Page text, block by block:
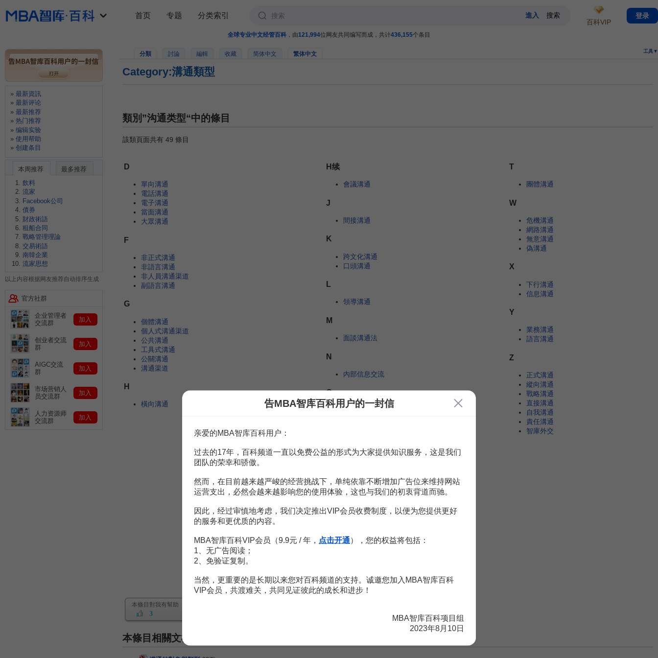
全球专业中文经管百科 ，由121,994位网友共同编写而成，共计436,155个条目
分類 討論 編輯 收藏 简体中文 繁体中文 工具▼
Category:溝通類型
類別”沟通类型“中的條目
該類頁面共有 49 條目
D
單向溝通
電話溝通
電子溝通
當面溝通
大眾溝通
F
非正式溝通
非語言溝通
非人員溝通渠道
副語言溝通
G
個體溝通
個人式溝通渠道
公共溝通
工具式溝通
公關溝通
溝通渠道
H
橫向溝通
H续
會議溝通
J
間接溝通
K
跨文化溝通
口頭溝通
L
領導溝通
M
面談溝通法
N
內部信息交流
Q
群體溝通
人員溝通渠道
人脈午餐
上行溝通
書面溝通
視覺溝通
T
團體溝通
W
危機溝通
網路溝通
無意溝通
偽溝通
X
下行溝通
信息溝通
Y
業務溝通
語言溝通
Z
正式溝通
縱向溝通
戰略溝通
直接溝通
自我溝通
責任溝通
智庫外交
本條目對我有幫助
3
本條目相關文檔
首页 专题 分类索引
百科VIP
登录
最新資訊
最新评论
最新推荐
热门推荐
编辑实验
使用帮助
创建条目
本周推荐
最多推荐
飲料
流家
Facebook公司
債券
財政術語
租船合同
戰略管理理論
交易術語
南韓企業
流家思想
以上内容根据网友推荐自动排序生成
官方社群
企业管理者
交流群
加入
创业者交流
群
加入
AIGC交流
群
加入
市场营销人
员交流群
加入
人力资源师
交流群
加入
告MBA智库百科用户的一封信
亲爱的MBA智库百科用户：
过去的17年，百科频道一直以免费公益的形式为大家提供知识服务，这是我们
团队的荣幸和骄傲。
然而，在目前越来越严峻的经营挑战下，单纯依靠不断增加广告位来维持网站
运营支出，必然会越来越影响您的使用体验，这也与我们的初衷背道而驰。
因此，经过审慎地考虑，我们决定推出VIP会员收费制度，以便为您提供更好
的服务和更优质的内容。
MBA智库百科VIP会员（9.9元 / 年， 点击开通），您的权益将包括：
1、无广告阅读；
2、免验证复制。
当然，更重要的是长期以来您对百科频道的支持。诚邀您加入MBA智库百科
VIP会员，共渡难关，共同见证彼此的成长和进步！
MBA智库百科项目组
2023年8月10日